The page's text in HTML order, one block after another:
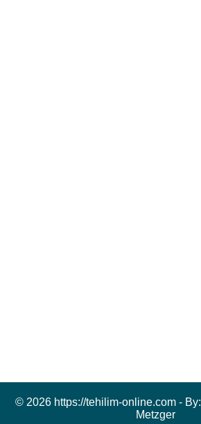
© 2026 https://tehilim-online.com - By:
Metzger